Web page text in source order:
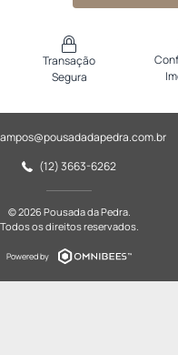
Transação
Segura
(12) 3663-6262
© 2026 Pousada da Pedra.
Todos os direitos reservados.
Powered by